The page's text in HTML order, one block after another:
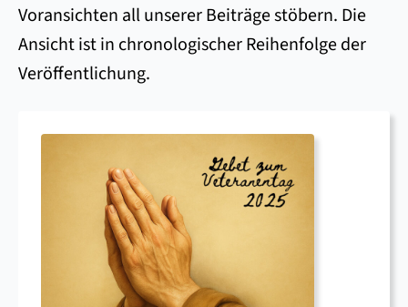
Voransichten all unserer Beiträge stöbern. Die
Ansicht ist in chronologischer Reihenfolge der
Veröffentlichung.